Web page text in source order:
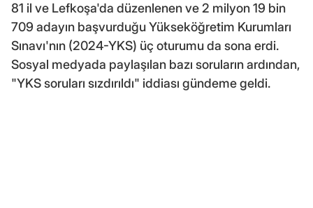
81 il ve Lefkoşa'da düzenlenen ve 2 milyon 19 bin
709 adayın başvurduğu Yükseköğretim Kurumları
Sınavı'nın (2024-YKS) üç oturumu da sona erdi.
Sosyal medyada paylaşılan bazı soruların ardından,
"YKS soruları sızdırıldı" iddiası gündeme geldi.